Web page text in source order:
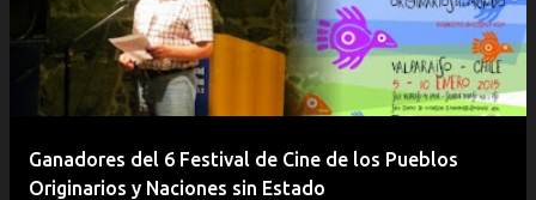
Ganadores del 6 Festival de Cine de los Pueblos
Originarios y Naciones sin Estado